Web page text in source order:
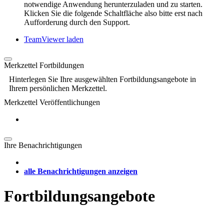
notwendige Anwendung herunterzuladen und zu starten.
Klicken Sie die folgende Schaltfläche also bitte erst nach
Aufforderung durch den Support.
TeamViewer laden
Merkzettel Fortbildungen
Hinterlegen Sie Ihre ausgewählten Fortbildungsangebote in
Ihrem persönlichen Merkzettel.
Merkzettel Veröffentlichungen
Ihre Benachrichtigungen
alle Benachrichtigungen anzeigen
Fortbildungsangebote